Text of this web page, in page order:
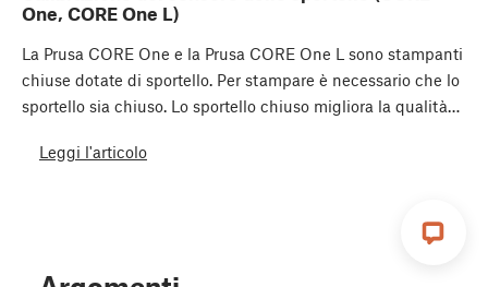
One, CORE One L)
La Prusa CORE One e la Prusa CORE One L sono stampanti
chiuse dotate di sportello. Per stampare è necessario che lo
sportello sia chiuso. Lo sportello chiuso migliora la qualità…
Leggi l'articolo